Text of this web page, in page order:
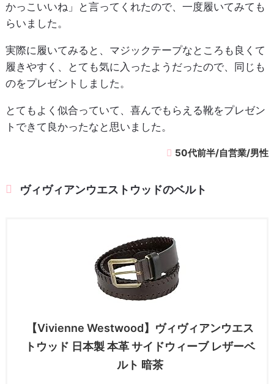
かっこいいね」と言ってくれたので、一度履いてみても
らいました。
実際に履いてみると、マジックテープなところも良くて
履きやすく、とても気に入ったようだったので、同じも
のをプレゼントしました。
とてもよく似合っていて、喜んでもらえる靴をプレゼン
トできて良かったなと思いました。
50代前半/自営業/男性
ヴィヴィアンウエストウッドのベルト
【Vivienne Westwood】ヴィヴィアンウエス
トウッド 日本製 本革 サイドウィーブ レザーベ
ルト 暗茶